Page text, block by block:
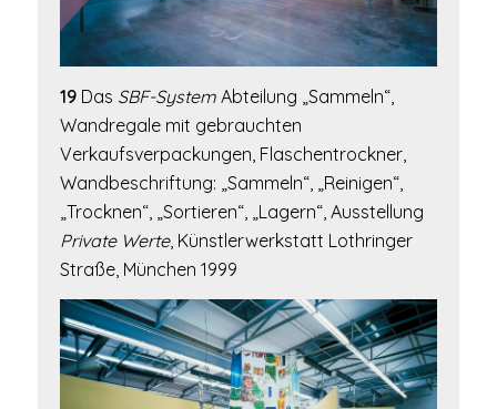
19Das SBF-SystemAbteilung „Sammeln“,
Wandregale mit gebrauchten
Verkaufsverpackungen, Flaschentrockner,
Wandbeschriftung: „Sammeln“, „Reinigen“,
„Trocknen“, „Sortieren“, „Lagern“, Ausstellung
Private Werte, Künstlerwerkstatt Lothringer
Straße, München 1999